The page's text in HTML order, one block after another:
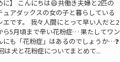
に】 こんにちは😄共働き夫婦と2匹の
ュアダックスの女の子と暮らしている
エです。 我々人間にとって早い人だと2
ら5月頃まで辛い花粉症… 果たしてワン
にも「花粉症」はあるのでしょうか…❓
は犬と花粉症についてまとめて...